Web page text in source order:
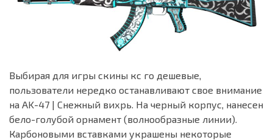
Выбирая для игры скины кс го дешевые,
пользователи нередко останавливают свое внимание
на AK-47 | Снежный вихрь. На черный корпус, нанесен
бело-голубой орнамент (волнообразные линии).
Карбоновыми вставками украшены некоторые